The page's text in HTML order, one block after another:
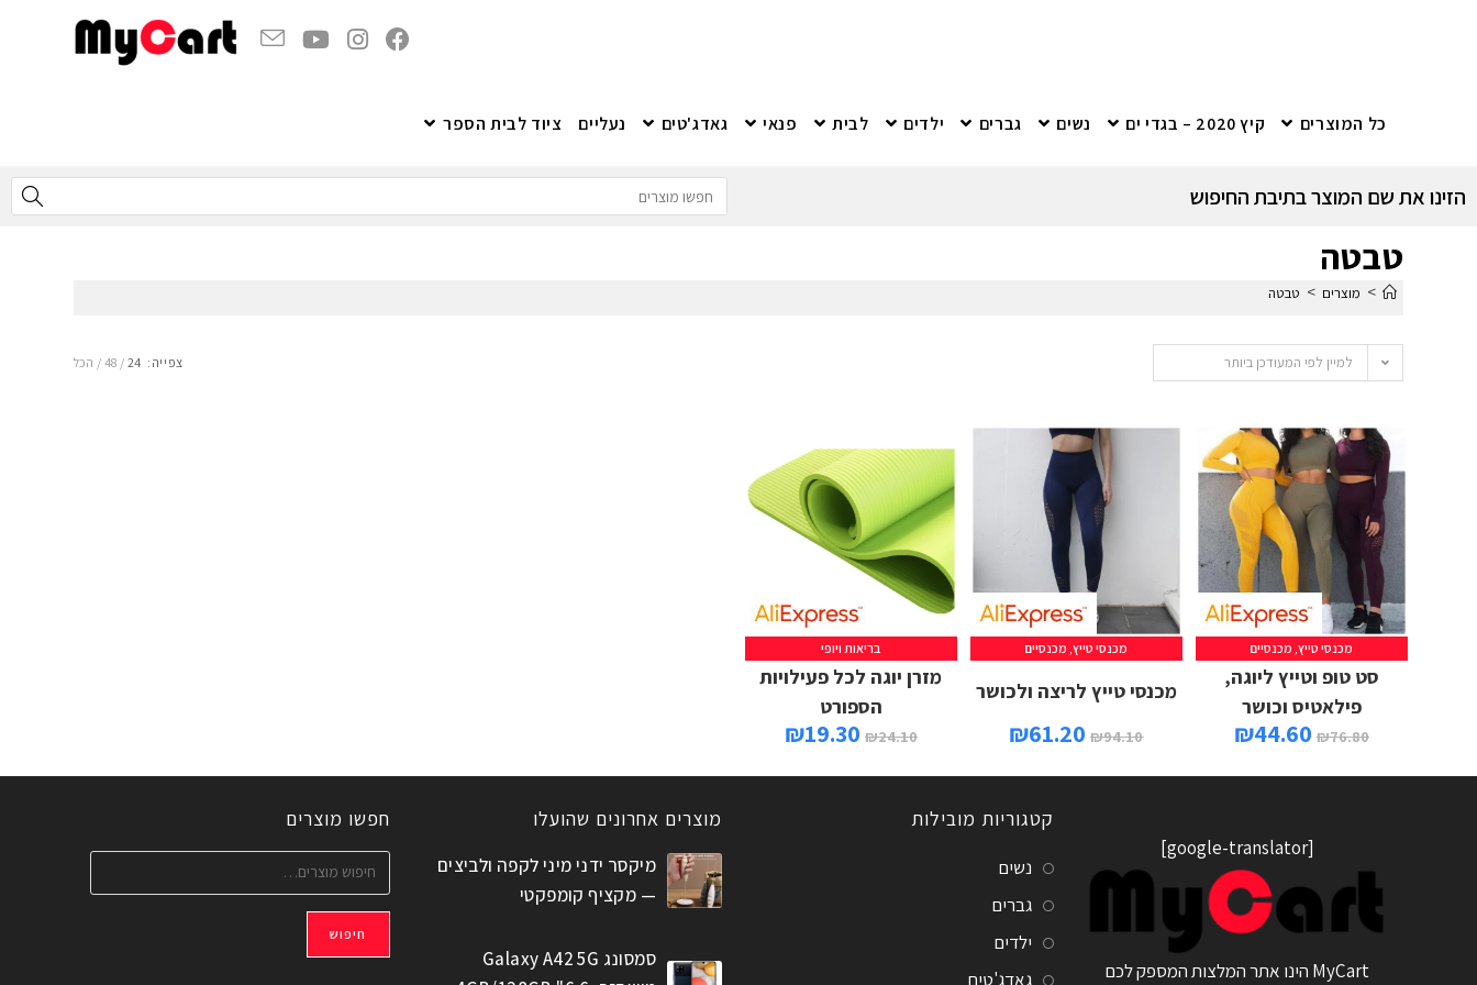
כל המוצרים קיץ 2020 – בגדי ים נשים גברים ילדים לבית פנאי גאדג'טים נעליים ציוד לבית הספר
הזינו את שם המוצר בתיבת החיפוש
טבטה
> מוצרים > טבטה
למיין לפי המעודכן ביותר צפייה: 24
48 הכל
מכנסי טייץ, מכנסיים
סט טופ וטייץ ליוגה,
פילאטיס וכושר
₪76.80
₪44.60
מכנסי טייץ, מכנסיים
מכנסי טייץ לריצה ולכושר
₪94.10
₪61.20
בריאות ויופי
מזרן יוגה לכל פעילויות
הספורט
₪24.10
₪19.30
[google-translator]
MyCart הינו אתר המלצות המספק לכם
קטגוריות מובילות
נשים
גברים
ילדים
גאדג'טים
מוצרים אחרונים שהועלו
מיקסר ידני מיני לקפה ולביצים
— מקציף קומפקטי
סמסונג Galaxy A42 5G
חפשו מוצרים
חיפוש